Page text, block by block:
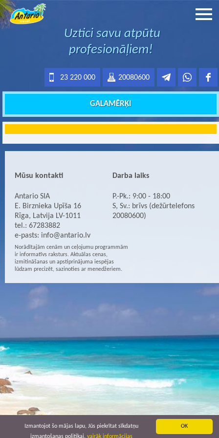
Uztici savu atpūtu
profesionāļiem!
20080600
23 220 000
GALAMĒRĶI
Mūsu kontakti
Antario SIA
E. Birznieka Upīša 16
Rīga, Latvija LV-1011
tel.: 67283882
e-pasts: info@antario.lv
Darba laiks
P.-Pk.: 9:00 - 18:00
S, Sv.: brīvs (dežūrtelefons
20080600)
Norādītajām cenām un ceļojumu programmām
ir informatīvs raksturs. Aktuālas cenas,
izmitināšanas un apstiprinājuma iespējas
lūdzam precizēt, sazinoties ar menedžeriem.
OK
Izmantojot šo mājas lapu, Jūs piekrītat sīkdatņu
izmantošanas politikai. vairāk informācijas